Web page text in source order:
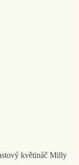
květináč Milly